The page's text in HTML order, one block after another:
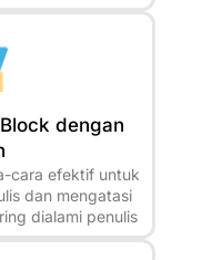
dengan
cara efektif untuk
dan mengatasi
dialami penulis